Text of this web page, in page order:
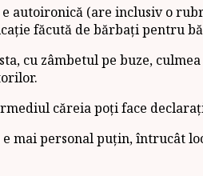
autoironică (are inclusiv o
făcută de bărbați pentru
cu zâmbetul pe buze,
căreia poți face
mai personal puțin, întrucât